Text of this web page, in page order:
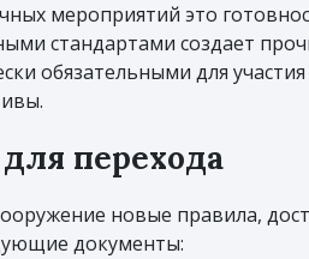
мероприятий это
стандартами создает
обязательными для
перехода
новые правила,
документы: